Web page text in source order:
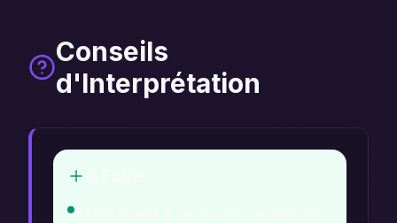
Conseils
d'Interprétation